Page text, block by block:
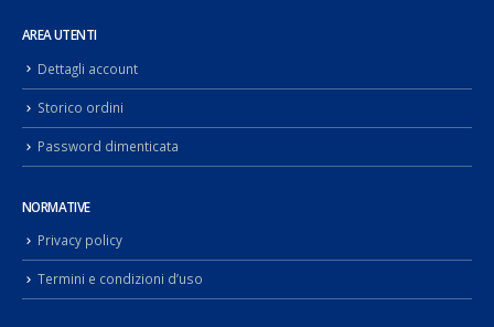
AREA UTENTI
Dettagli account
Storico ordini
Password dimenticata
NORMATIVE
Privacy policy
Termini e condizioni d’uso